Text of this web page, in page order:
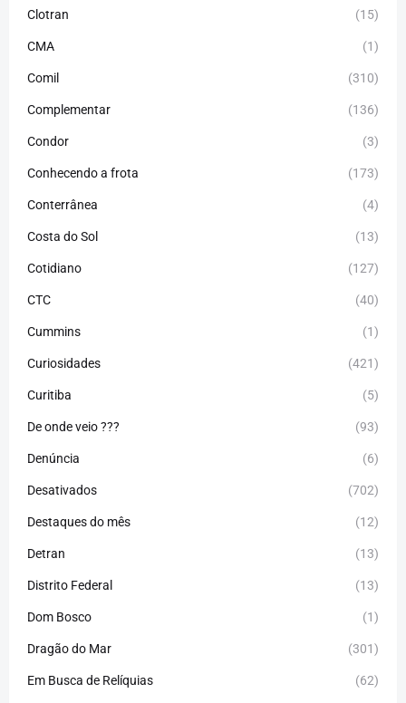
Clotran (15)
CMA (1)
Comil (310)
Complementar (136)
Condor (3)
Conhecendo a frota (173)
Conterrânea (4)
Costa do Sol (13)
Cotidiano (127)
CTC (40)
Cummins (1)
Curiosidades (421)
Curitiba (5)
De onde veio ??? (93)
Denúncia (6)
Desativados (702)
Destaques do mês (12)
Detran (13)
Distrito Federal (13)
Dom Bosco (1)
Dragão do Mar (301)
Em Busca de Relíquias (62)